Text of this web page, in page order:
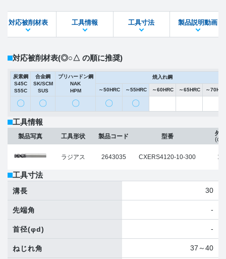
STEPファイル DXFファイル
対応被削材表 工具情報 工具寸法 製品説明動画
対応被削材表(◎○△ の順に推奨)
炭素鋼
S45C
S55C
合金鋼
SK/SCM
SUS
プリハードン鋼
NAK
HPM
焼入れ鋼
～50HRC ～55HRC ～60HRC ～65HRC ～
〇 〇 〇 〇 〇
工具情報
製品写真 工具形状
ラジアス
製品コード
2643035
型番
CXERS4120-10-300
外
12
工具寸法
溝長 30
先端角 -
首径(φd) -
ねじれ角 37～40